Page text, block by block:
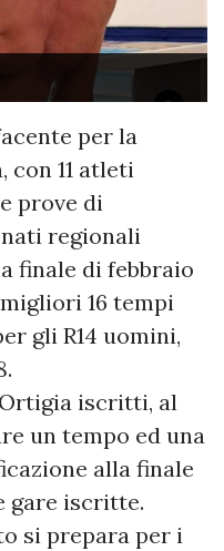
per la
con 11 atleti
prove di
regionali
finale di febbraio
16 tempi
gli R14 uomini,
iscritti, al
un tempo ed una
alla finale
gare iscritte.
si prepara per i